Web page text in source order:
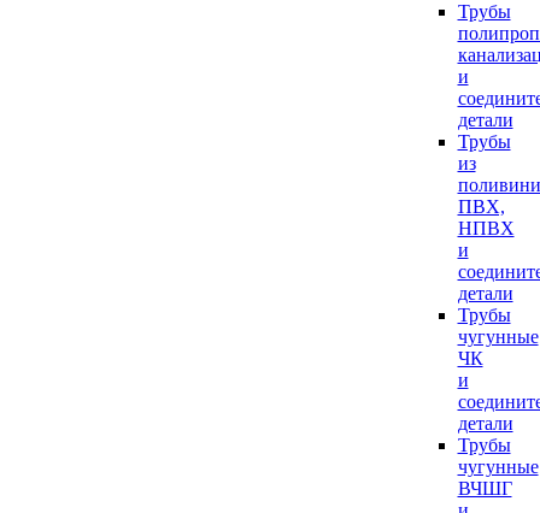
Трубы
и
детали
Трубы
из
ПВХ,
НПВХ
и
детали
Трубы
чугунные
ЧК
и
детали
Трубы
чугунные
ВЧШГ